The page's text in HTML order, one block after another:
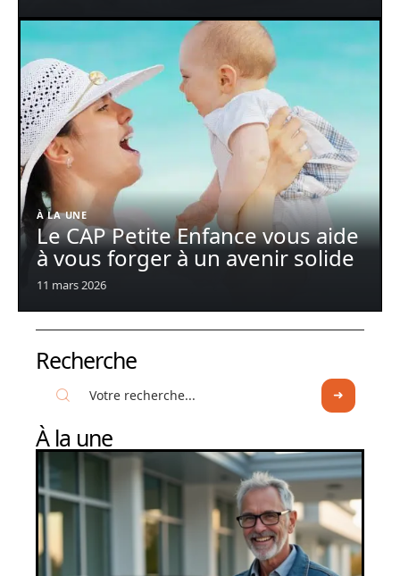
À LA UNE
Le CAP Petite Enfance vous aide
à vous forger à un avenir solide
11 mars 2026
Recherche
À la une